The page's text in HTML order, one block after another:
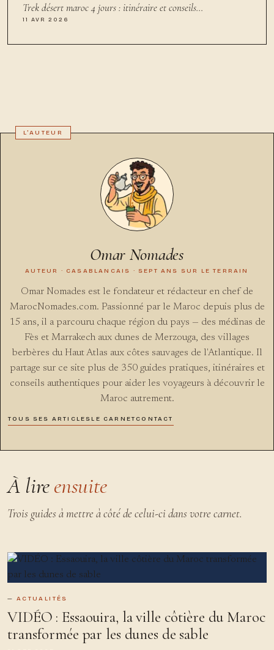
Trek désert maroc 4 jours : itinéraire et conseils…
11 AVR 2026
Omar Nomades
AUTEUR · CASABLANCAIS · SEPT ANS SUR LE TERRAIN
Omar Nomades est le fondateur et rédacteur en chef de
MarocNomades.com. Passionné par le Maroc depuis plus de
15 ans, il a parcouru chaque région du pays — des médinas de
Fès et Marrakech aux dunes de Merzouga, des villages
berbères du Haut Atlas aux côtes sauvages de l'Atlantique. Il
partage sur ce site plus de 350 guides pratiques, itinéraires et
conseils authentiques pour aider les voyageurs à découvrir le
Maroc autrement.
TOUS SES ARTICLESLE CARNET CONTACT
À lireensuite
Trois guides à mettre à côté de celui-ci dans votre carnet.
ACTUALITÉS
VIDÉO : Essaouira, la ville côtière du Maroc
transformée par les dunes de sable